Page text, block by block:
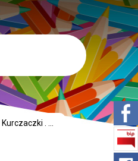
Kurczaczki . ...